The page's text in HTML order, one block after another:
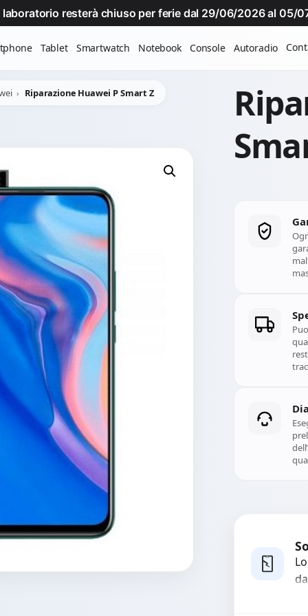
laboratorio resterà chiuso per ferie dal 29/06/2026 al 05/
Tablet Smartwatch Notebook Console Autoradio
Riparazione Huawei P Smart Z